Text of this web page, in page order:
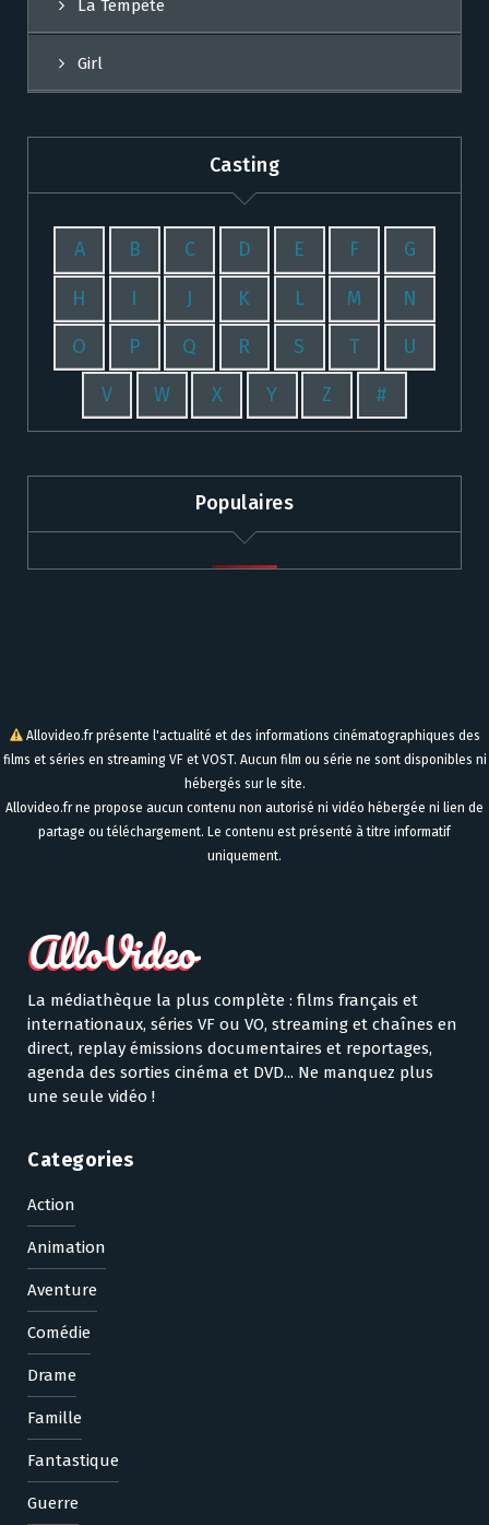
La Tempête
Girl
Casting
A B C D E F G
H I J K L M N
O P Q R S T U
V W X Y Z #
Populaires
Allovideo.fr présente l'actualité et des informations cinématographiques des
films et séries en streaming VF et VOST. Aucun film ou série ne sont disponibles ni
hébergés sur le site.
Allovideo.fr ne propose aucun contenu non autorisé ni vidéo hébergée ni lien de
partage ou téléchargement. Le contenu est présenté à titre informatif
uniquement.
La médiathèque la plus complète : films français et
internationaux, séries VF ou VO, streaming et chaînes en
direct, replay émissions documentaires et reportages,
agenda des sorties cinéma et DVD... Ne manquez plus
une seule vidéo !
Categories
Action
Animation
Aventure
Comédie
Drame
Famille
Fantastique
Guerre